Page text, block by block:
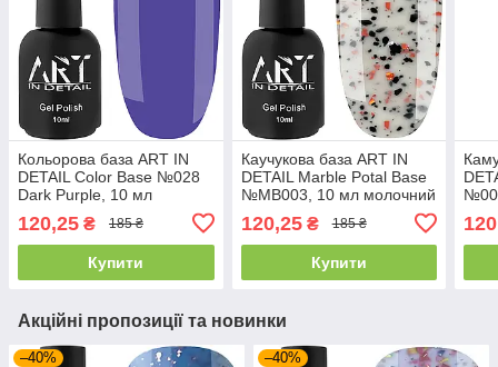
Кольорова база ART IN
DETAIL Color Base №028
Dark Purple, 10 мл
120,25 ₴ 185 ₴
Купити
Каучукова база ART IN
DETAIL Marble Potal Base
№MB003, 10 мл молочний
120,25₴ 185 ₴
Купити
Акційні пропозиції та новинки
–40% –40%